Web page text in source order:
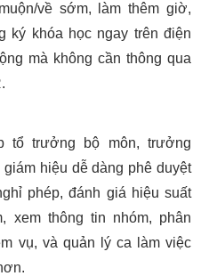
về sớm, làm thêm giờ,
ký khóa học ngay trên điện
mà không cần thông qua
tổ trưởng bộ môn, trưởng
giám hiệu dễ dàng phê duyệt
phép, đánh giá hiệu suất
xem thông tin nhóm, phân
vụ, và quản lý ca làm việc